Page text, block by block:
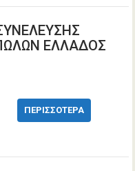
ΕΛΛΑΔΟΣ
ΠΕΡΙΣΣΌΤΕΡΑ